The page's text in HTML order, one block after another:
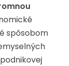
spôsobom